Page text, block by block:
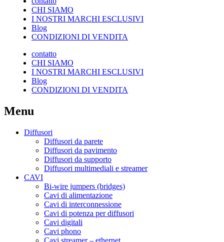
CHI SIAMO
I NOSTRI MARCHI ESCLUSIVI
Blog
CONDIZIONI DI VENDITA
contatto
CHI SIAMO
I NOSTRI MARCHI ESCLUSIVI
Blog
CONDIZIONI DI VENDITA
Menu
Diffusori
Diffusori da parete
Diffusori da pavimento
Diffusori da supporto
Diffusori multimediali e streamer
CAVI
Bi-wire jumpers (bridges)
Cavi di alimentazione
Cavi di interconnessione
Cavi di potenza per diffusori
Cavi digitali
Cavi phono
Cavi streamer – ethernet